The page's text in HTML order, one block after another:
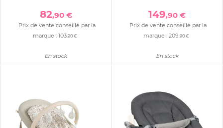
82,90 €
Prix de vente conseillé par la
marque : 103,90 €
En stock
149,90 €
Prix de vente conseillé par la
marque : 209 ,90 €
En stock